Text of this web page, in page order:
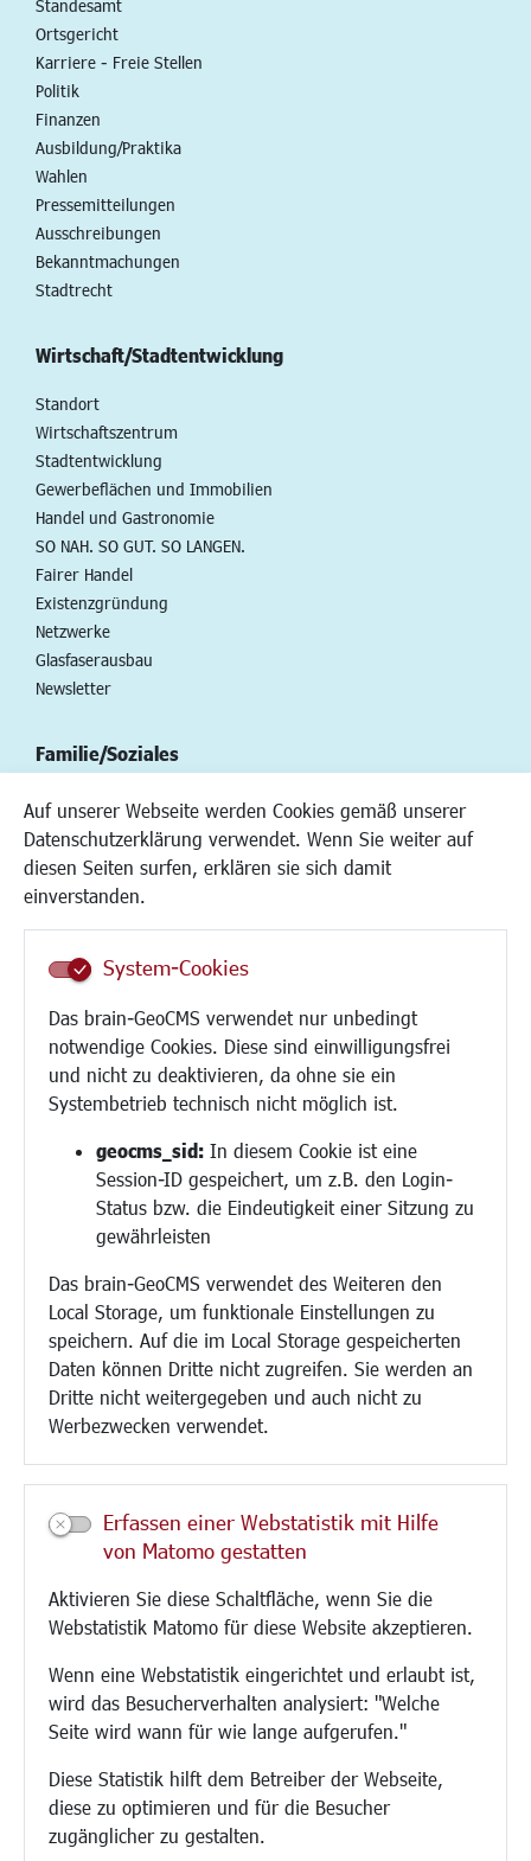
Auf unserer Webseite werden Cookies gemäß unserer
Datenschutzerklärung verwendet. Wenn Sie weiter auf
diesen Seiten surfen, erklären sie sich damit
einverstanden.
System-Cookies
Das brain-GeoCMS verwendet nur unbedingt
notwendige Cookies. Diese sind einwilligungsfrei
und nicht zu deaktivieren, da ohne sie ein
Systembetrieb technisch nicht möglich ist.
geocms_sid: In diesem Cookie ist eine
Session-ID gespeichert, um z.B. den Login-
Status bzw. die Eindeutigkeit einer Sitzung zu
gewährleisten
Das brain-GeoCMS verwendet des Weiteren den
Local Storage, um funktionale Einstellungen zu
speichern. Auf die im Local Storage gespeicherten
Daten können Dritte nicht zugreifen. Sie werden an
Dritte nicht weitergegeben und auch nicht zu
Werbezwecken verwendet.
Erfassen einer Webstatistik mit Hilfe
von Matomo gestatten
Aktivieren Sie diese Schaltfläche, wenn Sie die
Webstatistik Matomo für diese Website akzeptieren.
Wenn eine Webstatistik eingerichtet und erlaubt ist,
wird das Besucherverhalten analysiert: "Welche
Seite wird wann für wie lange aufgerufen."
Diese Statistik hilft dem Betreiber der Webseite,
diese zu optimieren und für die Besucher
zugänglicher zu gestalten.
Standesamt
Ortsgericht
Karriere - Freie Stellen
Politik
Finanzen
Ausbildung/Praktika
Wahlen
Pressemitteilungen
Ausschreibungen
Bekanntmachungen
Stadtrecht
Wirtschaft/Stadtentwicklung
Standort
Wirtschaftszentrum
Stadtentwicklung
Gewerbeflächen und Immobilien
Handel und Gastronomie
SO NAH. SO GUT. SO LANGEN.
Fairer Handel
Existenzgründung
Netzwerke
Glasfaserausbau
Newsletter
Familie/Soziales
Kinderbetreuung
Kinder und Jugend
Institutionen für Familien
Frauen
Schule
Demokratie leben
Ukrainehilfe
Hilfe für Geflüchtete
Religion
Bauen/Umwelt/Mobilität
Bebauungsplanung
Verkehr/Mobilität
Glasfaserausbau
Aktuelle Baustellen
Paddelteich
CINDY S
Kultur/Freizeit/Tourismus
Veranstaltungen
Neue Stadthalle Langen
Bäder
Musikschule
Stadtbücherei
Stadtarchiv
Museen
Hotels/Unterkünfte
Gastronomie
Kunstszene